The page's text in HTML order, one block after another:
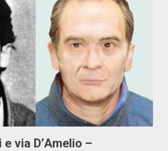
via D’Amelio –